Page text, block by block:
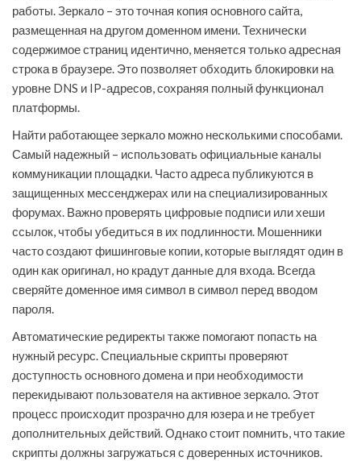
работы. Зеркало – это точная копия основного сайта,
размещенная на другом доменном имени. Технически
содержимое страниц идентично, меняется только адресная
строка в браузере. Это позволяет обходить блокировки на
уровне DNS и IP-адресов, сохраняя полный функционал
платформы.
Найти работающее зеркало можно несколькими способами.
Самый надежный – использовать официальные каналы
коммуникации площадки. Часто адреса публикуются в
защищенных мессенджерах или на специализированных
форумах. Важно проверять цифровые подписи или хеши
ссылок, чтобы убедиться в их подлинности. Мошенники
часто создают фишинговые копии, которые выглядят один в
один как оригинал, но крадут данные для входа. Всегда
сверяйте доменное имя символ в символ перед вводом
пароля.
Автоматические редиректы также помогают попасть на
нужный ресурс. Специальные скрипты проверяют
доступность основного домена и при необходимости
перекидывают пользователя на активное зеркало. Этот
процесс происходит прозрачно для юзера и не требует
дополнительных действий. Однако стоит помнить, что такие
скрипты должны загружаться с доверенных источников.